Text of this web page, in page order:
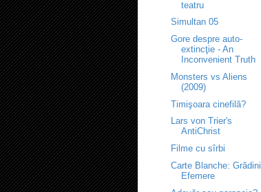
teatru
Simultan 05
Gore despre auto-
extincţie - An
Inconvenient Truth
Monsters vs Aliens
(2009)
Timişoara cinefilă?
Lars von Trier's
AntiChrist
Filme cu sîrbi
Carte Blanche: Grădini
Efemere